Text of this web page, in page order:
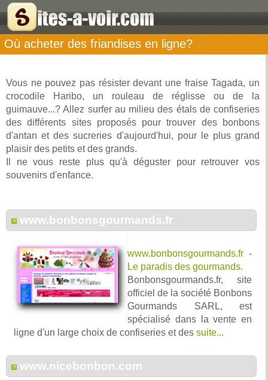
Où acheter des friandises en ligne?
Vous ne pouvez pas résister devant une fraise Tagada, un
crocodile Haribo, un rouleau de réglisse ou de la
guimauve...? Allez surfer au milieu des étals de confiseries
des différents sites proposés pour trouver des bonbons
d'antan et des sucreries d'aujourd'hui, pour le plus grand
plaisir des petits et des grands.
Il ne vous reste plus qu'à déguster pour retrouver vos
souvenirs d'enfance.
www.bonbonsgourmands.fr
www.bonbonsgourmands.fr -
Le paradis des gourmands.
Bonbonsgourmands.fr, site
officiel de la société Bonbons
Gourmands SARL, est
spécialisé dans la vente en
ligne d'un large choix de confiseries et des suite...
www.nicebonbon.com